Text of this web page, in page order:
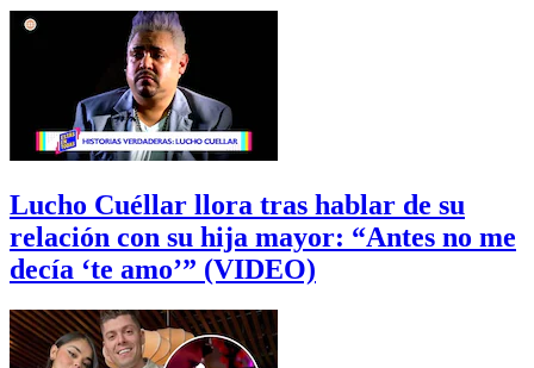
Lucho Cuéllar llora tras hablar de su
relación con su hija mayor: “Antes no me
decía ‘te amo’” (VIDEO)